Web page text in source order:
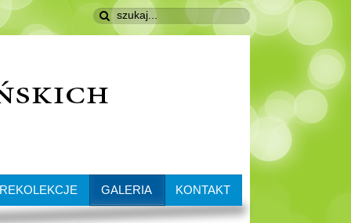
GALERIA KONTAKT